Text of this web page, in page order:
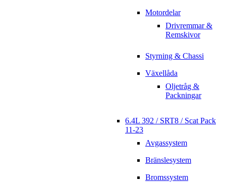
Motordelar
Drivremmar &
Remskivor
Styrning & Chassi
Växellåda
Oljetråg &
Packningar
6.4L 392 / SRT8 / Scat Pack
11-23
Avgassystem
Bränslesystem
Bromssystem